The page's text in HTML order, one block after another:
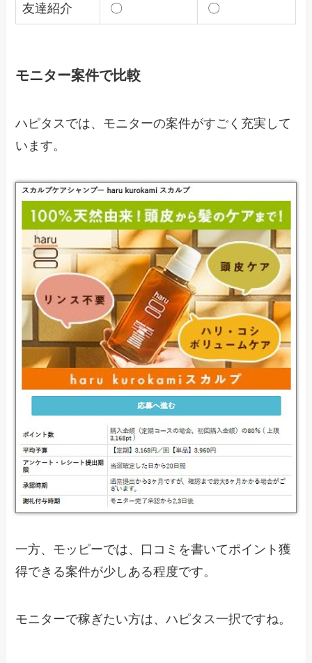
友達紹介 〇 〇
モニター案件で比較
ハピタスでは、モニターの案件がすごく充実して
います。
一方、モッピーでは、口コミを書いてポイント獲
得できる案件が少しある程度です。
モニターで稼ぎたい方は、ハピタス一択ですね。